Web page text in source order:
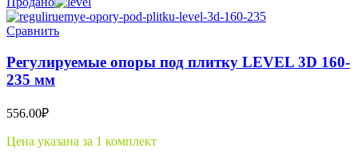
Сравнить
Регулируемые опоры под плитку LEVEL 3D 160-
235 мм
556.00₽
Цена указана за 1 комплект